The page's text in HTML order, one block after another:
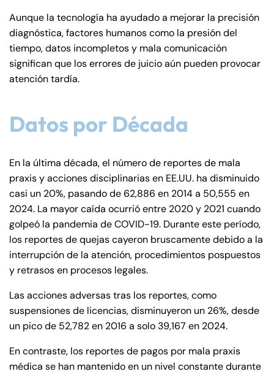
Aunque la tecnología ha ayudado a mejorar la precisión
diagnóstica, factores humanos como la presión del
tiempo, datos incompletos y mala comunicación
significan que los errores de juicio aún pueden provocar
atención tardía.
Datos por Década
En la última década, el número de reportes de mala
praxis y acciones disciplinarias en EE.UU. ha disminuido
casi un 20%, pasando de 62,886 en 2014 a 50,555 en
2024. La mayor caída ocurrió entre 2020 y 2021 cuando
golpeó la pandemia de COVID-19. Durante este período,
los reportes de quejas cayeron bruscamente debido a la
interrupción de la atención, procedimientos pospuestos
y retrasos en procesos legales.
Las acciones adversas tras los reportes, como
suspensiones de licencias, disminuyeron un 26%, desde
un pico de 52,782 en 2016 a solo 39,167 en 2024.
En contraste, los reportes de pagos por mala praxis
médica se han mantenido en un nivel constante durante